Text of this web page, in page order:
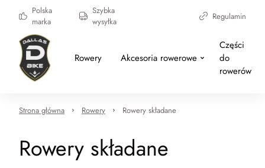
Polska
marka
Szybka
wysyłka
Regulamin
Rowery Akcesoria rowerowe
Części
do
rowerów
Strona główna Rowery Rowery składane
Rowery składane